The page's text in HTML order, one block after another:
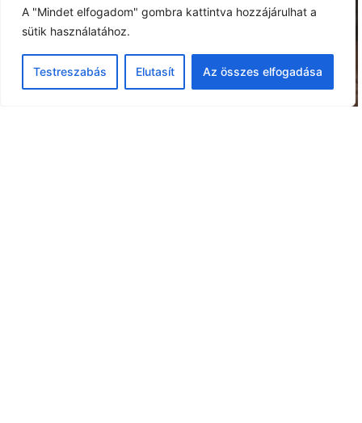
A "Mindet elfogadom" gombra kattintva hozzájárulhat a
sütik használatához.
Testreszabás Elutasít Az összes elfogadása